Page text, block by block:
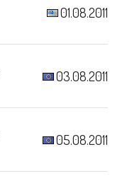
01.08.2011
03.08.2011
05.08.2011